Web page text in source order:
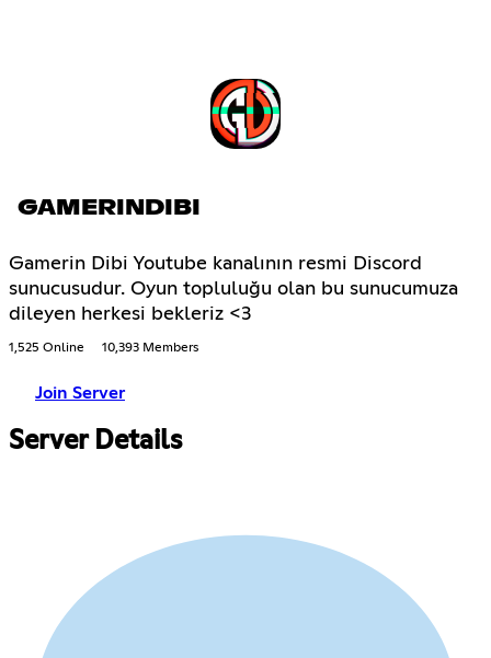
GAMERINDIBI
Gamerin Dibi Youtube kanalının resmi Discord
sunucusudur. Oyun topluluğu olan bu sunucumuza
dileyen herkesi bekleriz <3
1,525 Online 10,393 Members
Join Server
Server Details